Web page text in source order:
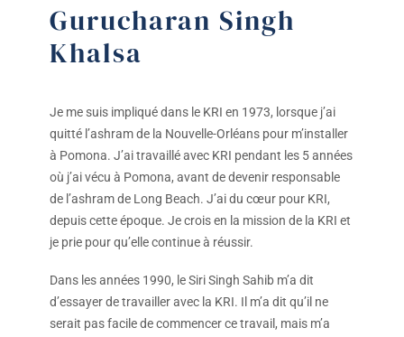
Gurucharan Singh
Khalsa
Je me suis impliqué dans le KRI en 1973, lorsque j’ai
quitté l’ashram de la Nouvelle-Orléans pour m’installer
à Pomona. J’ai travaillé avec KRI pendant les 5 années
où j’ai vécu à Pomona, avant de devenir responsable
de l’ashram de Long Beach. J’ai du cœur pour KRI,
depuis cette époque. Je crois en la mission de la KRI et
je prie pour qu’elle continue à réussir.
Dans les années 1990, le Siri Singh Sahib m’a dit
d’essayer de travailler avec la KRI. Il m’a dit qu’il ne
serait pas facile de commencer ce travail, mais m’a